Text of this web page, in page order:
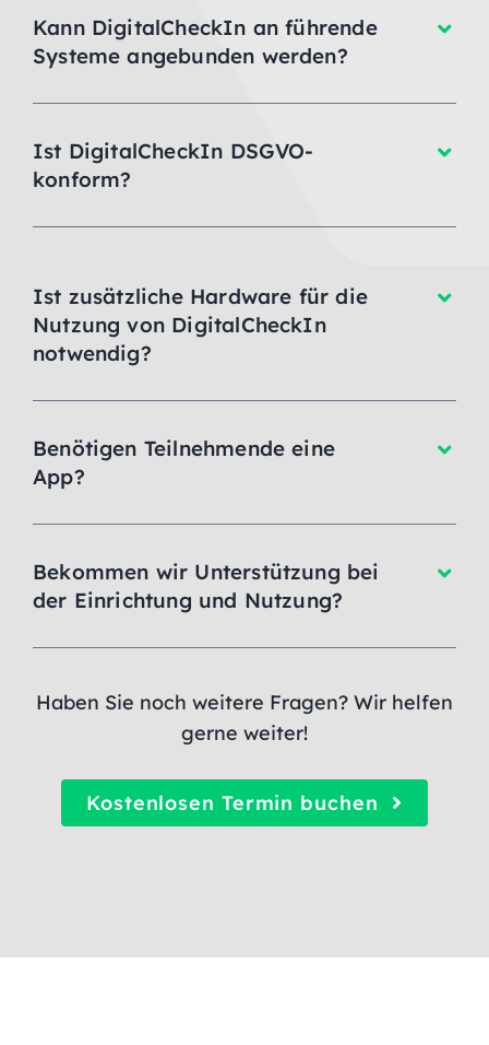
Kann DigitalCheckIn an führende
Systeme angebunden werden?
Ist DigitalCheckIn DSGVO-
konform?
Ist zusätzliche Hardware für die
Nutzung von DigitalCheckIn
notwendig?
Benötigen Teilnehmende eine
App?
Bekommen wir Unterstützung bei
der Einrichtung und Nutzung?
Haben Sie noch weitere Fragen? Wir helfen
gerne weiter!
Kostenlosen Termin buchen